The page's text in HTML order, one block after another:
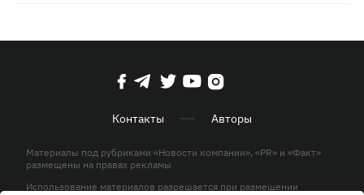
Контакты Авторы
Материалы под рубриками «Новости компании», «PR» и «Факт»
размещены на правах рекламы
Использование материалов разрешается при размещении